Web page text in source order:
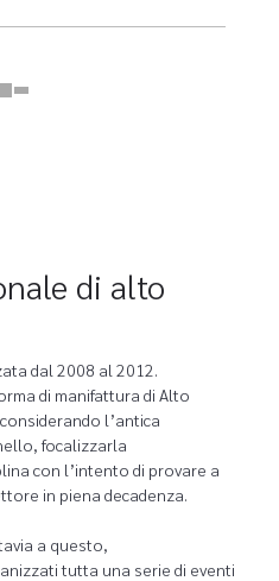
di alto
dal 2008 al 2012.
di manifattura di Alto
l’antica
focalizzarla
con l’intento di provare a
in piena decadenza.
a questo,
tutta una serie di eventi